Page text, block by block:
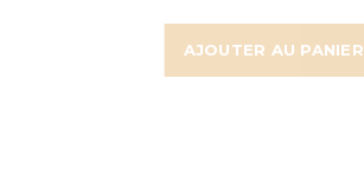
AJOUTER AU PANIER